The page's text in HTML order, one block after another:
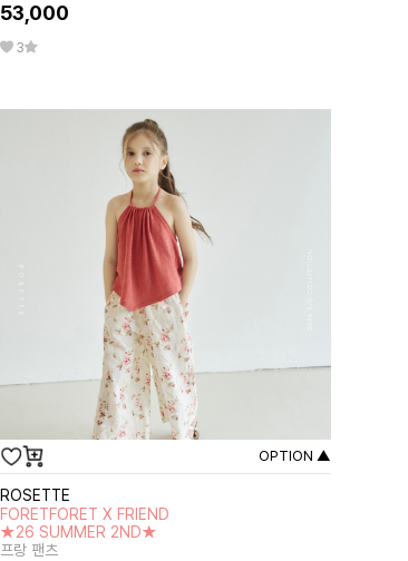
53,000
3
OPTION ▲
ROSETTE
FORETFORET X FRIEND
★26 SUMMER 2ND★
프랑 팬츠